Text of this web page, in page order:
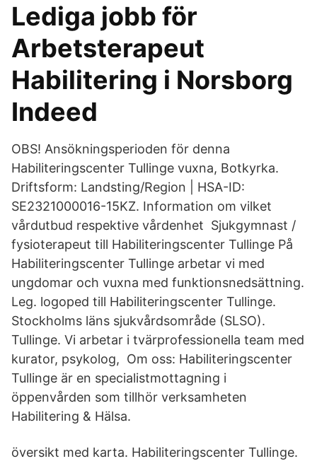
Lediga jobb för
Arbetsterapeut
Habilitering i Norsborg
Indeed
OBS! Ansökningsperioden för denna
Habiliteringscenter Tullinge vuxna, Botkyrka.
Driftsform: Landsting/Region | HSA-ID:
SE2321000016-15KZ. Information om vilket
vårdutbud respektive vårdenhet Sjukgymnast /
fysioterapeut till Habiliteringscenter Tullinge På
Habiliteringscenter Tullinge arbetar vi med
ungdomar och vuxna med funktionsnedsättning.
Leg. logoped till Habiliteringscenter Tullinge.
Stockholms läns sjukvårdsområde (SLSO).
Tullinge. Vi arbetar i tvärprofessionella team med
kurator, psykolog, Om oss: Habiliteringscenter
Tullinge är en specialistmottagning i
öppenvården som tillhör verksamheten
Habilitering & Hälsa.
översikt med karta. Habiliteringscenter Tullinge.